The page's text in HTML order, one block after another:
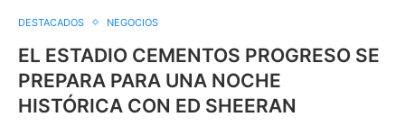
DESTACADOS NEGOCIOS
EL ESTADIO CEMENTOS PROGRESO SE
PREPARA PARA UNA NOCHE
HISTÓRICA CON ED SHEERAN